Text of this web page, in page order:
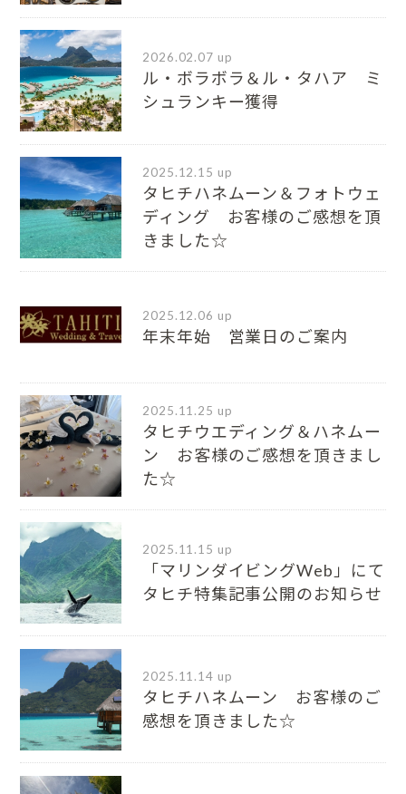
2026.02.07 up
ル・ボラボラ＆ル・タハア ミ
シュランキー獲得
2025.12.15 up
タヒチハネムーン＆フォトウェ
ディング お客様のご感想を頂
きました☆
2025.12.06 up
年末年始 営業日のご案内
2025.11.25 up
タヒチウエディング＆ハネムー
ン お客様のご感想を頂きまし
た☆
2025.11.15 up
「マリンダイビングWeb」にて
タヒチ特集記事公開のお知らせ
2025.11.14 up
タヒチハネムーン お客様のご
感想を頂きました☆